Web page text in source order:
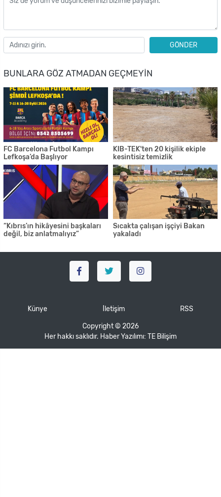
GÖNDER
BUNLARA GÖZ ATMADAN GEÇMEYIN
FC Barcelona Futbol Kampı
Lefkoşa’da Başlıyor
KIB-TEK'ten 20 kişilik ekiple
kesintisiz temizlik
“Kıbrıs’ın hikâyesini başkaları
değil, biz anlatmalıyız”
Sıcakta çalışan işçiyi Bakan
yakaladı
Künye İletişim RSS
Copyright © 2026
Her hakkı saklıdır. Haber Yazılımı: TE Bilişim